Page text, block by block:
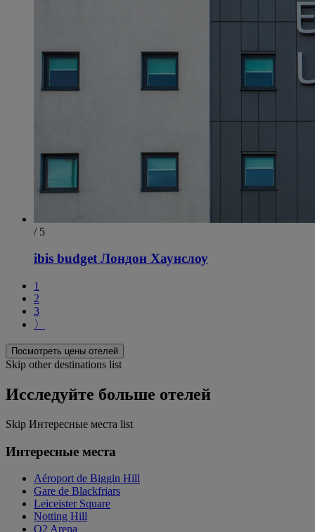
/ 5
ibis budget Лондон Хаунслоу
1
2
3
〉
Посмотреть цены отелей
Skip other destinations list
Исследуйте больше отелей
Skip Интересные места list
Интересные места
Aéroport de Biggin Hill
Gare de Blackfriars
Leiceister Square
Notting Hill
O2 Arena